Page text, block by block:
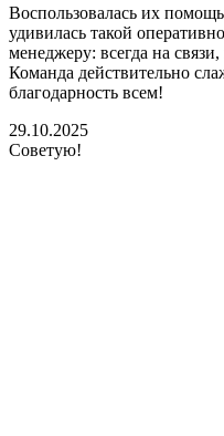
Воспользовалась их
удивилась такой
менеджеру: всегда на
Команда действительно
благодарность всем!
29.10.2025
Советую!